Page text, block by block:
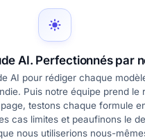
AI. Perfectionnés par
AI pour rédiger chaque
Puis notre équipe prend le
testons chaque formule
cas limites et peaufinons le
nous utiliserions nous-